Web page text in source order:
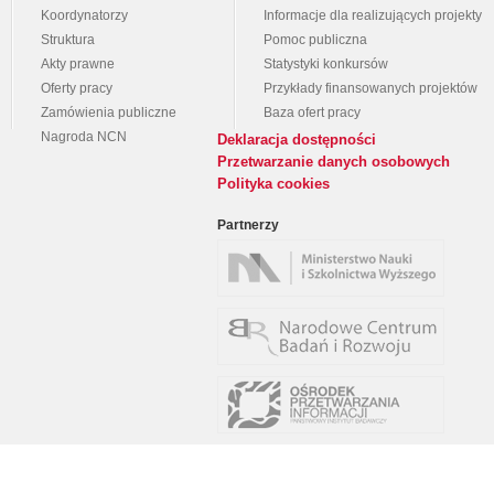
Koordynatorzy
Struktura
Akty prawne
Oferty pracy
Zamówienia publiczne
Nagroda NCN
Informacje dla realizujących projekty
Pomoc publiczna
Statystyki konkursów
Przykłady finansowanych projektów
Baza ofert pracy
Deklaracja dostępności
Przetwarzanie danych osobowych
Polityka cookies
Partnerzy